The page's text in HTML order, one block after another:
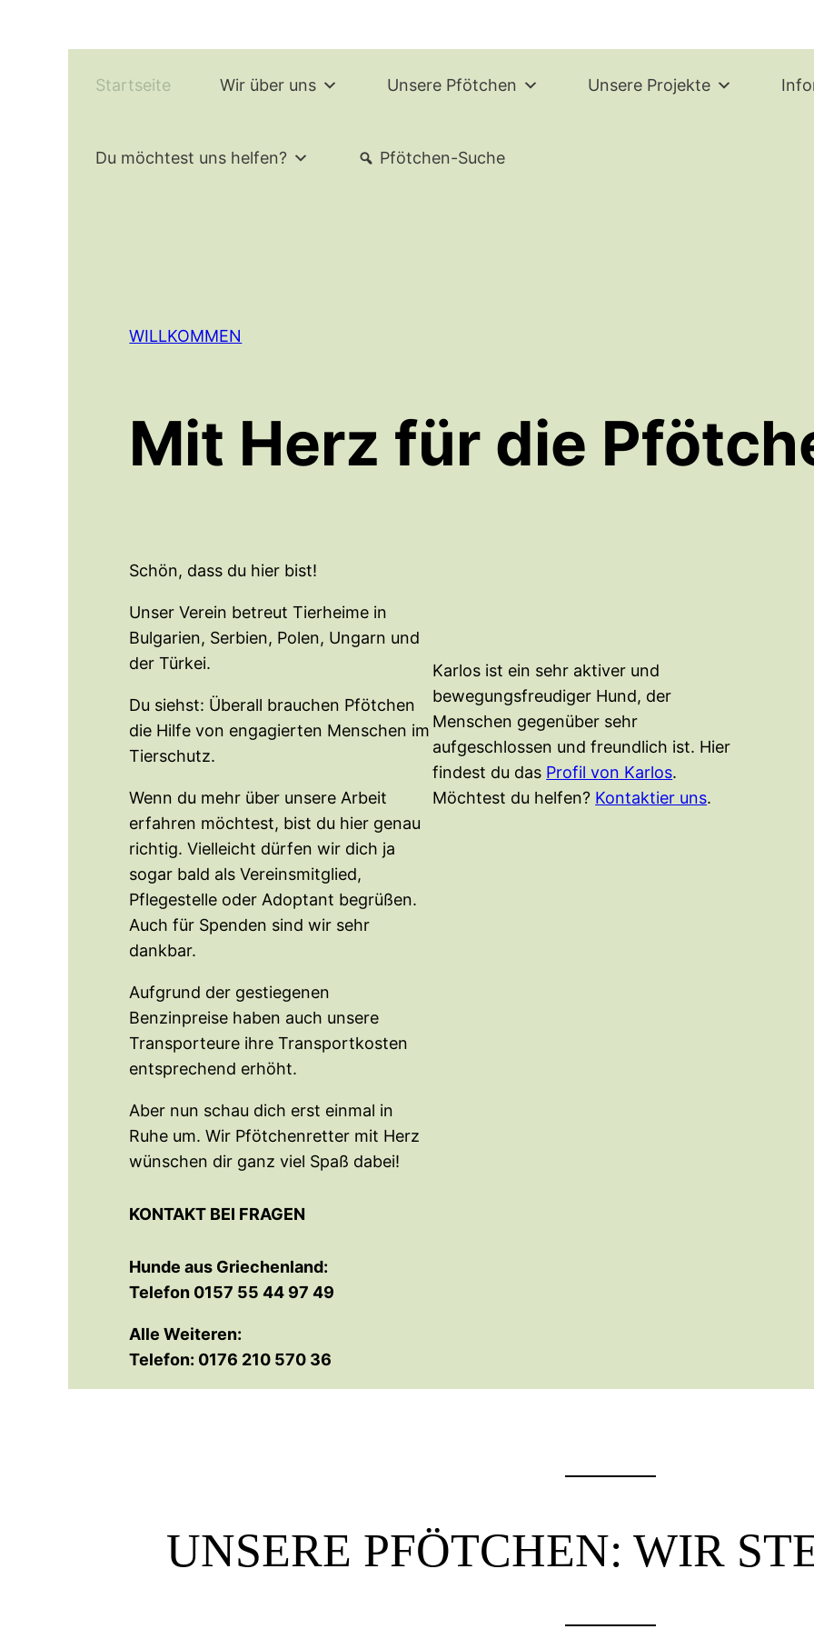
Startseite Wir über uns Unsere Pfötchen Unsere Projekte
Du möchtest uns helfen? Pfötchen-Suche
WILLKOMMEN
Mit Herz für die
Schön, dass du hier bist!
Unser Verein betreut Tierheime in
Bulgarien, Serbien, Polen, Ungarn und
der Türkei.
Du siehst: Überall brauchen Pfötchen
die Hilfe von engagierten Menschen im
Tierschutz.
Wenn du mehr über unsere Arbeit
erfahren möchtest, bist du hier genau
richtig. Vielleicht dürfen wir dich ja
sogar bald als Vereinsmitglied,
Pflegestelle oder Adoptant begrüßen.
Auch für Spenden sind wir sehr
dankbar.
Aufgrund der gestiegenen
Benzinpreise haben auch unsere
Transporteure ihre Transportkosten
entsprechend erhöht.
Aber nun schau dich erst einmal in
Ruhe um. Wir Pfötchenretter mit Herz
wünschen dir ganz viel Spaß dabei!
KONTAKT BEI FRAGEN
Hunde aus Griechenland:
Telefon 0157 55 44 97 49
Alle Weiteren:
Telefon: 0176 210 570 36
Karlos ist ein sehr aktiver und
bewegungsfreudiger Hund, der
Menschen gegenüber sehr
aufgeschlossen und freundlich ist. Hier
findest du das Profil von Karlos.
Möchtest du helfen? Kontaktier uns.
UNSERE PFÖTCHEN: WIR